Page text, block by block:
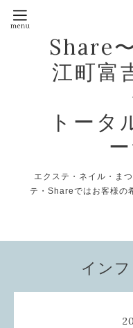
Share
江町富
トータ
エクステ・ネイル・ま
テ・Shareではお客様の
イン